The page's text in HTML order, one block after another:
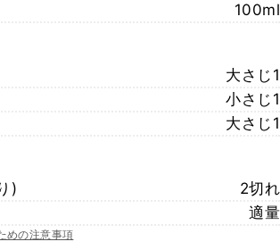
100ml
大さじ1
小さじ1
大さじ1
)
2切れ
適量
めの注意事項